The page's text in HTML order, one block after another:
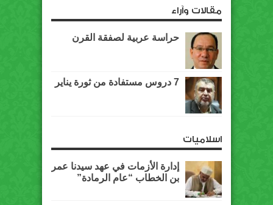
مقالات وآراء
حراسة عربية لصفقة القرن
7 دروس مستفادة من ثورة يناير
اسلاميات
إدارة الأزمات في عهد سيدنا عمر
بن الخطاب “عام الرمادة”